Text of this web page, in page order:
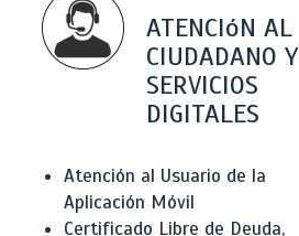
ATENCIóN AL
CIUDADANO Y
SERVICIOS
DIGITALES
Atención al Usuario de la
Aplicación Móvil
Certificado Libre de Deuda,